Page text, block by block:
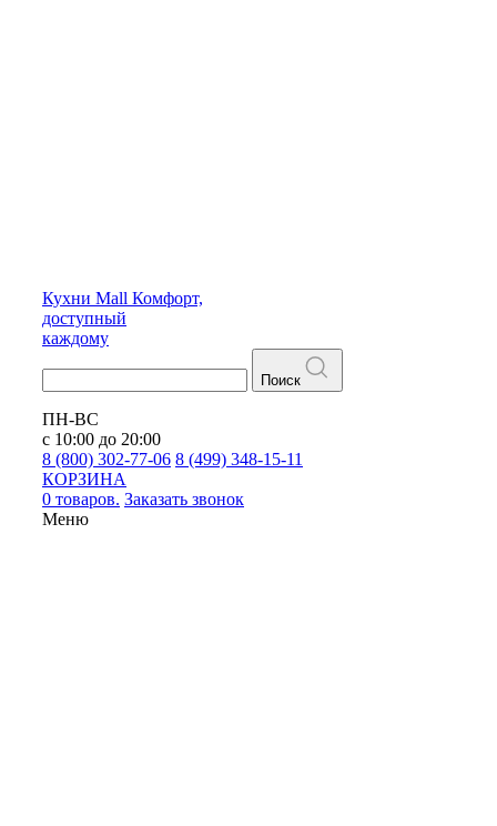
Кухни Mall Комфорт,
доступный
каждому
Поиск
ПН-ВС
с 10:00 до 20:00
8 (800) 302-77-06 8 (499) 348-15-11
КОРЗИНА
0 товаров. Заказать звонок
Меню